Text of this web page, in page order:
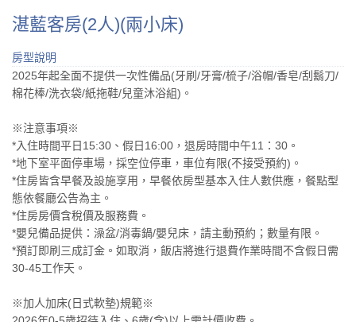
湛藍客房(2人)(兩小床)
房型說明
2025年起全面不提供一次性備品(牙刷/牙膏/梳子/浴帽/香皂/刮鬍刀/
棉花棒/洗衣袋/紙拖鞋/兒童沐浴組)。
※注意事項※
*入住時間平日15:30、假日16:00，退房時間中午11：30。
*地下室平面停車場，採空位停車，車位有限(不接受預約)。
*住房皆含早餐及設施享用，早餐依房型基本入住人數供應，餐點型
態依餐廳公告為主。
*住房房價含稅價及服務費。
*嬰兒備品提供：澡盆/消毒鍋/嬰兒床，請主動預約；數量有限。
*預訂即刷三成訂金。如取消，飯店將進行退費作業時間不含假日需
30-45工作天。
※加人加床(日式軟墊)規範※